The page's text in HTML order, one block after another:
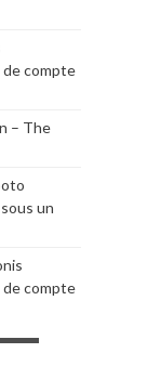
compte
– The
un
compte